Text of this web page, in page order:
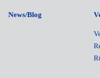
News/Blog